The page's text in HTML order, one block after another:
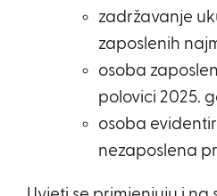
zadržavanje
zaposlenih
osoba
polovici 2025.
osoba
nezaposlena